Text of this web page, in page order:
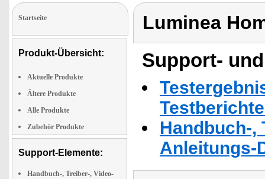
Startseite
Produkt-Übersicht:
Aktuelle Produkte
Ältere Produkte
Alle Produkte
Zubehör Produkte
Support-Elemente:
Handbuch-, Treiber-, Video-
Luminea
Support-
Handbuch-,
Anleitungs-